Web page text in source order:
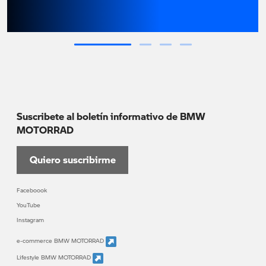
Suscribete al boletín informativo de BMW
MOTORRAD
Quiero suscribirme
Faceboook
YouTube
Instagram
e-commerce BMW MOTORRAD
Lifestyle BMW MOTORRAD